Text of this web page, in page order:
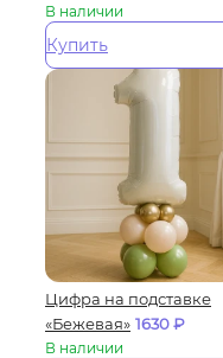
В наличии
Купить
Цифра на подставке
«Бежевая» 1630₽
В наличии